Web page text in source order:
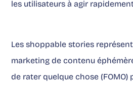
les utilisateurs à agir
Les shoppable stories
marketing de contenu
de rater quelque chose (FOMO)